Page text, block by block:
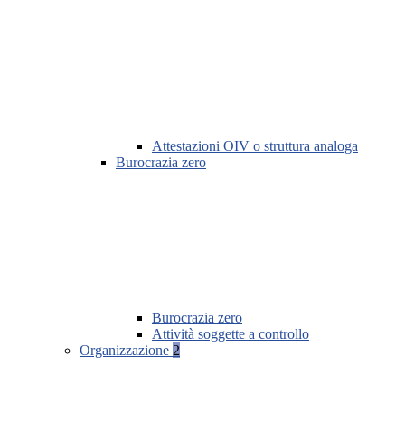
Attestazioni OIV o struttura analoga
Burocrazia zero
Burocrazia zero
Attività soggette a controllo
Organizzazione 2